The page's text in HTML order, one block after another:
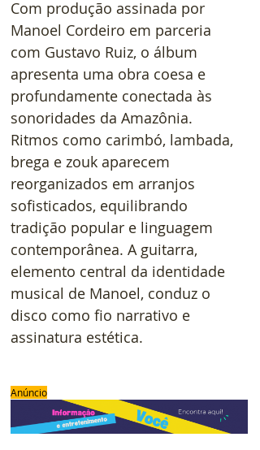
Com produção assinada por
Manoel Cordeiro em parceria
com Gustavo Ruiz, o álbum
apresenta uma obra coesa e
profundamente conectada às
sonoridades da Amazônia.
Ritmos como carimbó, lambada,
brega e zouk aparecem
reorganizados em arranjos
sofisticados, equilibrando
tradição popular e linguagem
contemporânea. A guitarra,
elemento central da identidade
musical de Manoel, conduz o
disco como fio narrativo e
assinatura estética.
Anúncio